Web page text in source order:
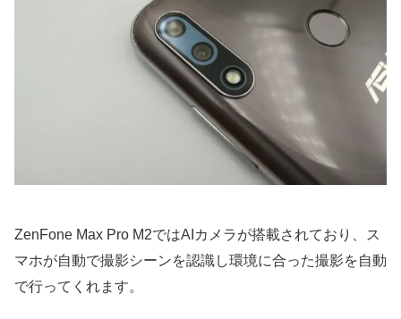
ZenFone Max Pro M2ではAIカメラが搭載されており、ス
マホが自動で撮影シーンを認識し環境に合った撮影を自動
で行ってくれます。